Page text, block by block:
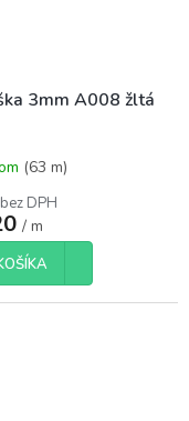
3mm A008 žltá
(63 m)
DPH
/ m